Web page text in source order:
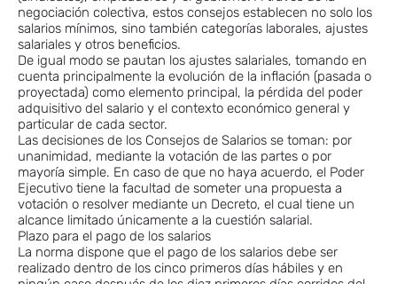
negociación colectiva, estos consejos establecen no solo los
salarios mínimos, sino también categorías laborales, ajustes
salariales y otros beneficios.
De igual modo se pautan los ajustes salariales, tomando en
cuenta principalmente la evolución de la inflación (pasada o
proyectada) como elemento principal, la pérdida del poder
adquisitivo del salario y el contexto económico general y
particular de cada sector.
Las decisiones de los Consejos de Salarios se toman: por
unanimidad, mediante la votación de las partes o por
mayoría simple. En caso de que no haya acuerdo, el Poder
Ejecutivo tiene la facultad de someter una propuesta a
votación o resolver mediante un Decreto, el cual tiene un
alcance limitado únicamente a la cuestión salarial.
Plazo para el pago de los salarios
La norma dispone que el pago de los salarios debe ser
realizado dentro de los cinco primeros días hábiles y en